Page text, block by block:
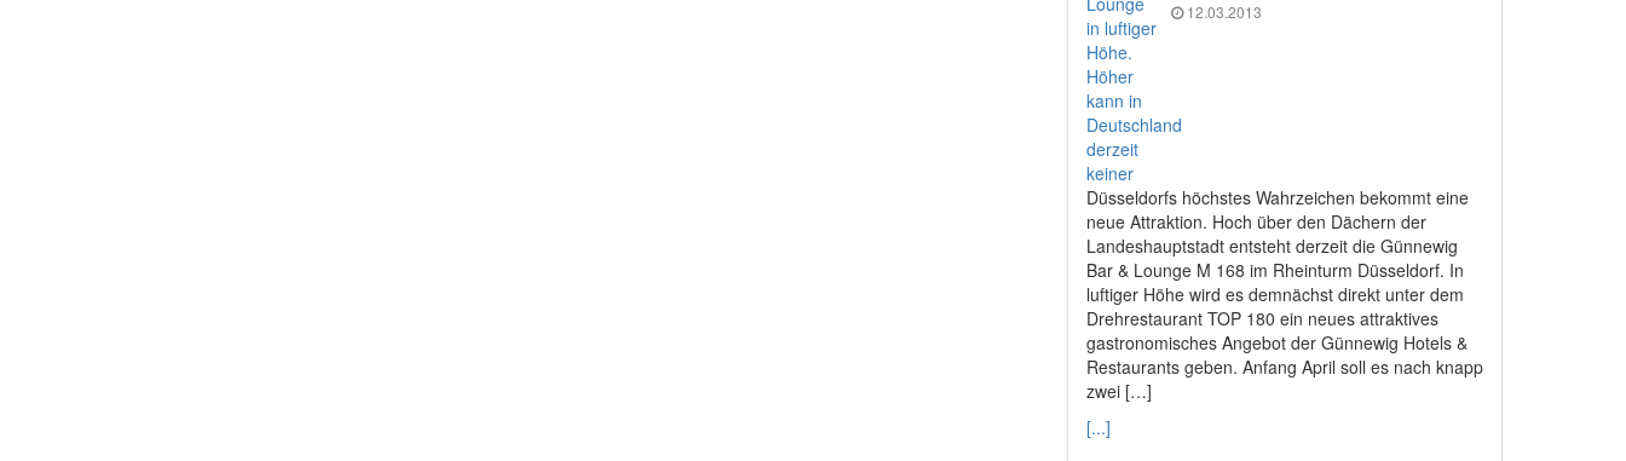
12.03.2013
Düsseldorfs höchstes Wahrzeichen bekommt eine
neue Attraktion. Hoch über den Dächern der
Landeshauptstadt entsteht derzeit die Günnewig
Bar & Lounge M 168 im Rheinturm Düsseldorf. In
luftiger Höhe wird es demnächst direkt unter dem
Drehrestaurant TOP 180 ein neues attraktives
gastronomisches Angebot der Günnewig Hotels &
Restaurants geben. Anfang April soll es nach knapp
zwei […]
[...]